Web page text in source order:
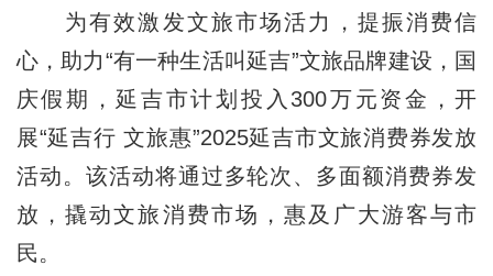
为有效激发文旅市场活力，提振消费信
心，助力“有一种生活叫延吉”文旅品牌建设，国
庆假期，延吉市计划投入300万元资金，开
展“延吉行 文旅惠”2025延吉市文旅消费券发放
活动。该活动将通过多轮次、多面额消费券发
放，撬动文旅消费市场，惠及广大游客与市
民。